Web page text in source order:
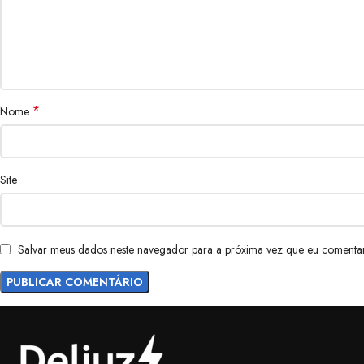
Nome *
Site
Salvar meus dados neste navegador para a próxima vez que eu